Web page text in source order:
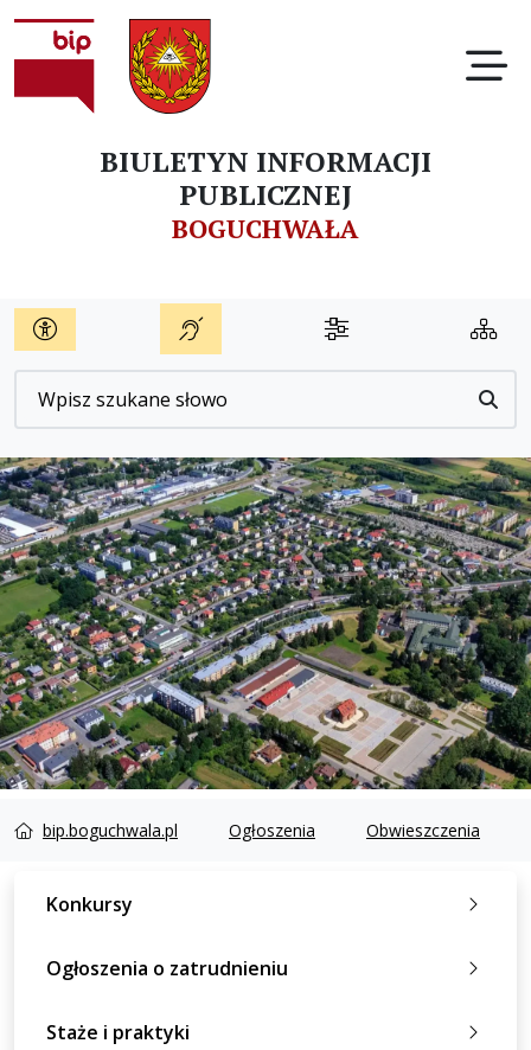
Wyszukiwarka
BIULETYN INFORMACJI
PUBLICZNEJ
BOGUCHWAŁA
bip.boguchwala.pl Ogłoszenia Obwieszczenia
Konkursy
Ogłoszenia o zatrudnieniu
Staże i praktyki